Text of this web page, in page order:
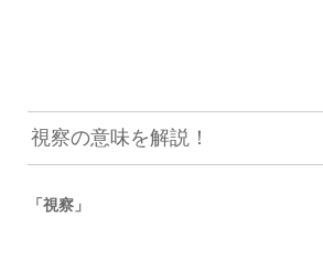
視察の意味を解説！
「視察」